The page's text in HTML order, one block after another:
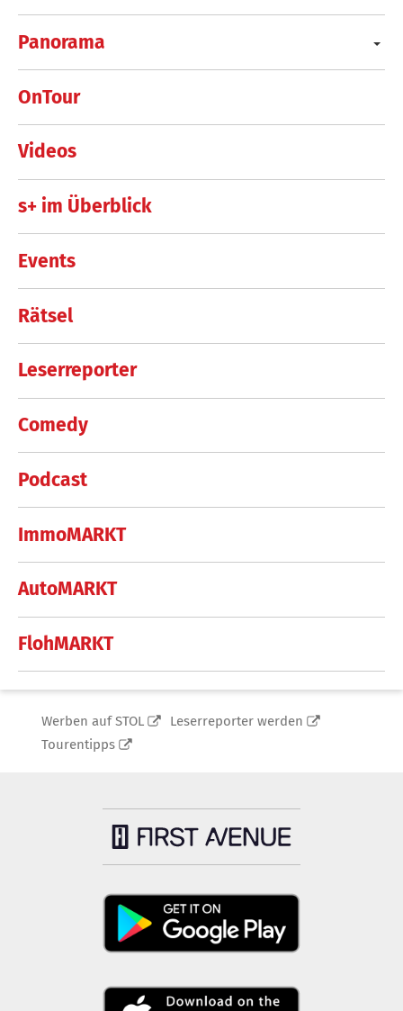
Panorama
OnTour
Videos
s+ im Überblick
Events
Rätsel
Leserreporter
Comedy
Podcast
ImmoMARKT
AutoMARKT
FlohMARKT
Werben auf STOL
Leserreporter werden
Tourentipps